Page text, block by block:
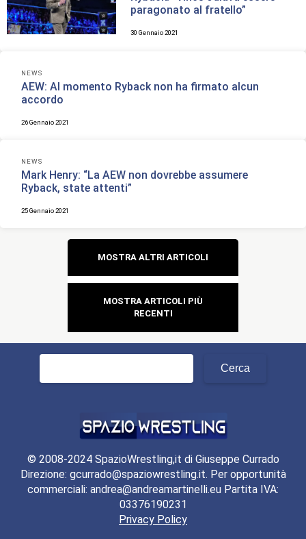
paragonato al fratello”
30 Gennaio 2021
NEWS
AEW: Al momento Ryback non ha firmato alcun
accordo
26 Gennaio 2021
NEWS
Mark Henry: “La AEW non dovrebbe assumere
Ryback, state attenti”
25 Gennaio 2021
Navigazione
articoli
MOSTRA ALTRI ARTICOLI
MOSTRA ARTICOLI PIÙ
RECENTI
Ricerca
© 2008-2024 SpazioWrestling,it di Giuseppe Currado
Direzione: gcurrado@spaziowrestling.it. Per opportunità
commerciali: andrea@andreamartinelli.eu Partita IVA:
03376190231
Privacy Policy